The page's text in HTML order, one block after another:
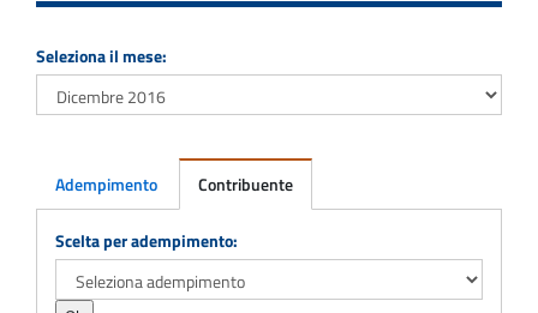
Seleziona il mese:
Adempimento Contribuente
Adempimento
Scelta per adempimento: